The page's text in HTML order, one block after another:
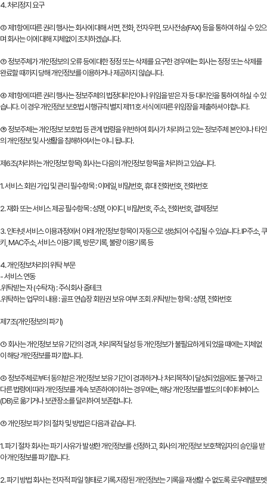
4. 처리정지 요구
② 제1항에 따른 권리 행사는 회사에 대해 서면, 전화, 전자우편, 모사전송(FAX) 등을 통하여 하실 수 있으
며 회사는 이에 대해 지체없이 조치하겠습니다.
③ 정보주체가 개인정보의 오류 등에 대한 정정 또는 삭제를 요구한 경우에는 회사는 정정 또는 삭제를
완료할 때까지 당해 개인정보를 이용하거나 제공하지 않습니다.
④ 제1항에 따른 권리 행사는 정보주체의 법정대리인이나 위임을 받은 자 등 대리인을 통하여 하실 수 있
습니다. 이 경우 개인정보 보호법 시행규칙 별지 제11호 서식에 따른 위임장을 제출하셔야 합니다.
⑤ 정보주체는 개인정보 보호법 등 관계 법령을 위반하여 회사가 처리하고 있는 정보주체 본인이나 타인
의 개인정보 및 사생활을 침해하여서는 아니 됩니다.
제6조(처리하는 개인정보 항목) 회사는 다음의 개인정보 항목을 처리하고 있습니다.
1. 서비스 회원 가입 및 관리 필수항목 : 이메일, 비밀번호, 휴대 전화번호, 전화번호
2. 재화 또는 서비스 제공 필수항목 : 성명, 아이디, 비밀번호, 주소, 전화번호, 결제정보
3. 인터넷 서비스 이용과정에서 아래 개인정보 항목이 자동으로 생성되어 수집될 수 있습니다. IP주소, 쿠
키, MAC주소, 서비스 이용기록, 방문기록, 불량 이용기록 등
4. 개인정보처리의 위탁 부문
- 서비스 연동
․위탁받는 자 (수탁자) : 주식회사 줌테크
․위탁하는 업무의 내용 : 골프 연습장 회원권 보유 여부 조회 .위탁받는 항목 : 성명, 전화번호
제7조(개인정보의 파기)
① 회사는 개인정보 보유 기간의 경과, 처리목적 달성 등 개인정보가 불필요하게 되었을 때에는 지체없
이 해당 개인정보를 파기합니다.
② 정보주체로부터 동의받은 개인정보 보유 기간이 경과하거나 처리목적이 달성되었음에도 불구하고
다른 법령에 따라 개인정보를 계속 보존하여야 하는 경우에는, 해당 개인정보를 별도의 데이터베이스
(DB)로 옮기거나 보관장소를 달리하여 보존합니다.
③ 개인정보 파기의 절차 및 방법은 다음과 같습니다.
1. 파기 절차 회사는 파기 사유가 발생한 개인정보를 선정하고, 회사의 개인정보 보호책임자의 승인을 받
아 개인정보를 파기합니다.
2. 파기 방법 회사는 전자적 파일 형태로 기록․저장된 개인정보는 기록을 재생할 수 없도록 로우레밸포멧